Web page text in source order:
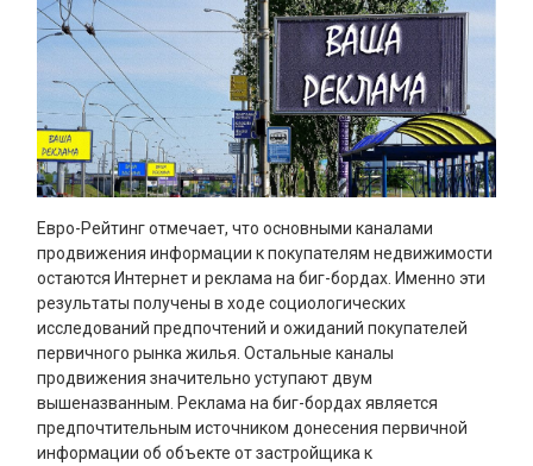
Евро-Рейтинг отмечает, что основными каналами
продвижения информации к покупателям недвижимости
остаются Интернет и реклама на биг-бордах. Именно эти
результаты получены в ходе социологических
исследований предпочтений и ожиданий покупателей
первичного рынка жилья. Остальные каналы
продвижения значительно уступают двум
вышеназванным. Реклама на биг-бордах является
предпочтительным источником донесения первичной
информации об объекте от застройщика к